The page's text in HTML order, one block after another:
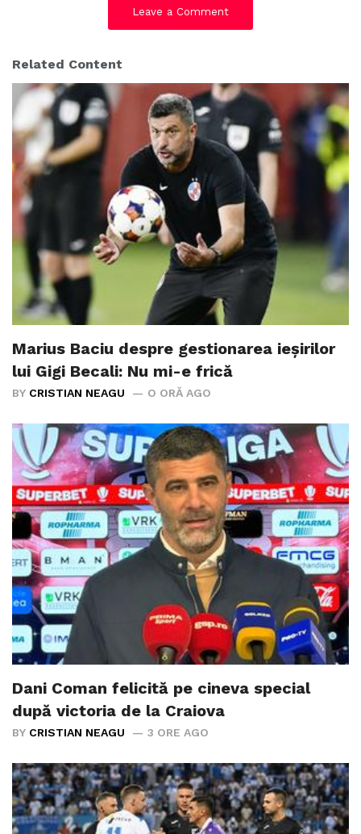
Leave a Comment
Related Content
Marius Baciu despre gestionarea ieșirilor
lui Gigi Becali: Nu mi-e frică
BY CRISTIAN NEAGU O ORĂ AGO
Dani Coman felicită pe cineva special
după victoria de la Craiova
BY CRISTIAN NEAGU 3 ORE AGO